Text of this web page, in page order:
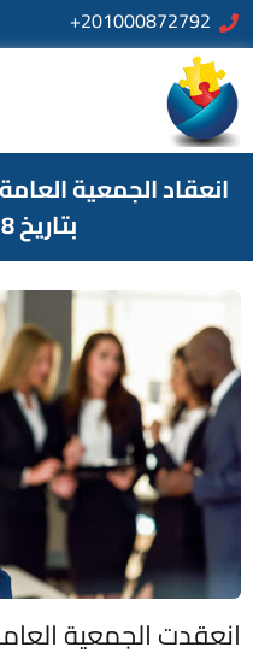
201000872792+
انعقاد الجمعية
بتاريخ 28-12-2021
انعقدت الجمعية